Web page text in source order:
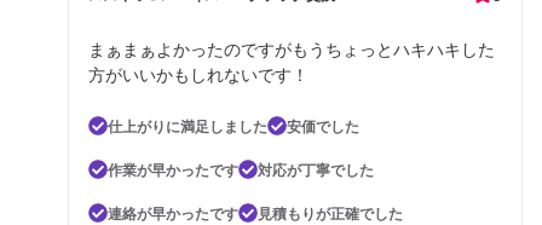
まぁまぁよかったのですがもうちょっとハキハキした
方がいいかもしれないです！
仕上がりに満足しました
安価でした
作業が早かったです
対応が丁寧でした
連絡が早かったです
見積もりが正確でした